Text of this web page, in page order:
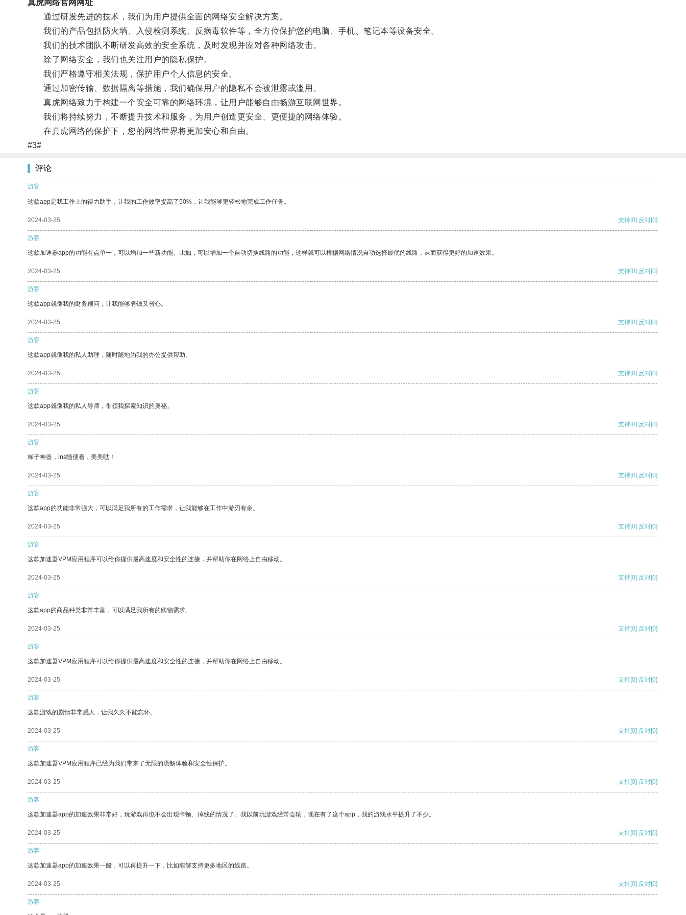
真虎网络官网网址
通过研发先进的技术，我们为用户提供全面的网络安全解决方案。
我们的产品包括防火墙、入侵检测系统、反病毒软件等，全方位保护您的电脑、手机、笔记本等设备安全。
我们的技术团队不断研发高效的安全系统，及时发现并应对各种网络攻击。
除了网络安全，我们也关注用户的隐私保护。
我们严格遵守相关法规，保护用户个人信息的安全。
通过加密传输、数据隔离等措施，我们确保用户的隐私不会被泄露或滥用。
真虎网络致力于构建一个安全可靠的网络环境，让用户能够自由畅游互联网世界。
我们将持续努力，不断提升技术和服务，为用户创造更安全、更便捷的网络体验。
在真虎网络的保护下，您的网络世界将更加安心和自由。
#3#
评论
游客
这款app是我工作上的得力助手，让我的工作效率提高了50%，让我能够更轻松地完成工作任务。
2024-03-25 支持[0] 反对[0]
游客
这款加速器app的功能有点单一，可以增加一些新功能。比如，可以增加一个自动切换线路的功能，这样就可以根据网络情况自动选择最优的线路，从而获得更好的加速效果。
2024-03-25 支持[0] 反对[0]
游客
这款app就像我的财务顾问，让我能够省钱又省心。
2024-03-25 支持[0] 反对[0]
游客
这款app就像我的私人助理，随时随地为我的办公提供帮助。
2024-03-25 支持[0] 反对[0]
游客
这款app就像我的私人导师，带领我探索知识的奥秘。
2024-03-25 支持[0] 反对[0]
游客
梯子神器，ins随便看，美美哒！
2024-03-25 支持[0] 反对[0]
游客
这款app的功能非常强大，可以满足我所有的工作需求，让我能够在工作中游刃有余。
2024-03-25 支持[0] 反对[0]
游客
这款加速器VPM应用程序可以给你提供最高速度和安全性的连接，并帮助你在网络上自由移动。
2024-03-25 支持[0] 反对[0]
游客
这款app的商品种类非常丰富，可以满足我所有的购物需求。
2024-03-25 支持[0] 反对[0]
游客
这款加速器VPM应用程序可以给你提供最高速度和安全性的连接，并帮助你在网络上自由移动。
2024-03-25 支持[0] 反对[0]
游客
这款游戏的剧情非常感人，让我久久不能忘怀。
2024-03-25 支持[0] 反对[0]
游客
这款加速器VPM应用程序已经为我们带来了无限的流畅体验和安全性保护。
2024-03-25 支持[0] 反对[0]
游客
这款加速器app的加速效果非常好，玩游戏再也不会出现卡顿、掉线的情况了。我以前玩游戏经常会输，现在有了这个app，我的游戏水平提升了不少。
2024-03-25 支持[0] 反对[0]
游客
这款加速器app的加速效果一般，可以再提升一下，比如能够支持更多地区的线路。
2024-03-25 支持[0] 反对[0]
游客